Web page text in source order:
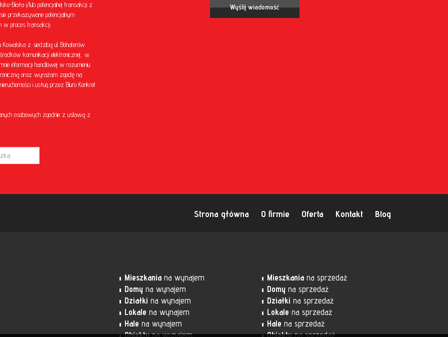
Biała i/lub potencjalnej transakcji z
przekazywane potencjalnym
w proces transakcji.
z siedzibą ul. Bohaterów
komunikacji elektronicznej, w
informacji handlowej w rozumieniu
oraz wyrażam zgodę na
i usług przez Biuro Konkret
osobowych zgodnie z ustawą z
Strona główna O firmie Oferta Kontakt Blog
Mieszkania na wynajem
Domy na wynajem
Działki na wynajem
Lokale na wynajem
Hale na wynajem
Obiektyna wynajem
Mieszkania na sprzedaż
Domy na sprzedaż
Działki na sprzedaż
Lokale na sprzedaż
Hale na sprzedaż
Obiektyna sprzedaż